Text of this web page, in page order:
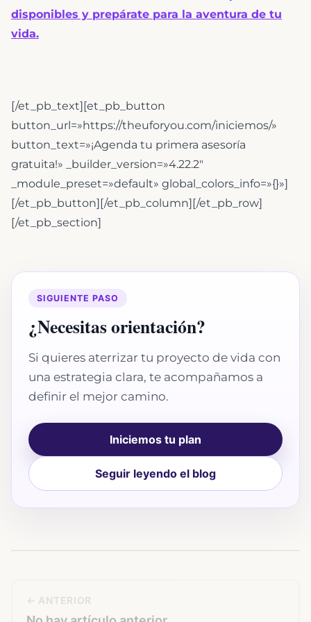
disponibles y prepárate para la aventura de tu
vida.
[/et_pb_text][et_pb_button
button_url=»https://theuforyou.com/iniciemos/»
button_text=»¡Agenda tu primera asesoría
gratuita!» _builder_version=»4.22.2″
_module_preset=»default» global_colors_info=»{}»]
[/et_pb_button][/et_pb_column][/et_pb_row]
[/et_pb_section]
SIGUIENTE PASO
¿Necesitas orientación?
Si quieres aterrizar tu proyecto de vida con
una estrategia clara, te acompañamos a
definir el mejor camino.
Iniciemos tu plan
Seguir leyendo el blog
← ANTERIOR